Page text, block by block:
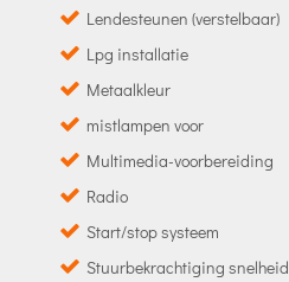
Lendesteunen (verstelbaar)
Lpg installatie
Metaalkleur
mistlampen voor
Multimedia-voorbereiding
Radio
Start/stop systeem
Stuurbekrachtiging